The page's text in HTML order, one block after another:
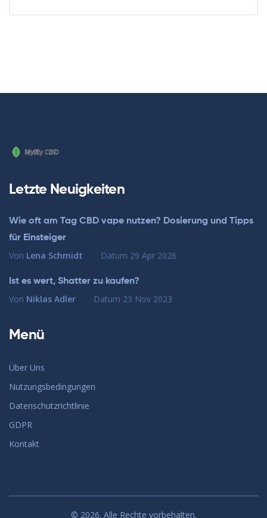
Letzte Neuigkeiten
Wie oft am Tag CBD vape nutzen? Dosierung und Tipps
für Einsteiger
Von Lena Schmidt Datum 29 Apr 2026
Ist es wert, Shatter zu kaufen?
Von Niklas Adler Datum 23 Nov 2023
Menü
Über Uns
Nutzungsbedingungen
Datenschutzrichtlinie
GDPR
Kontakt
© 2026. Alle Rechte vorbehalten.